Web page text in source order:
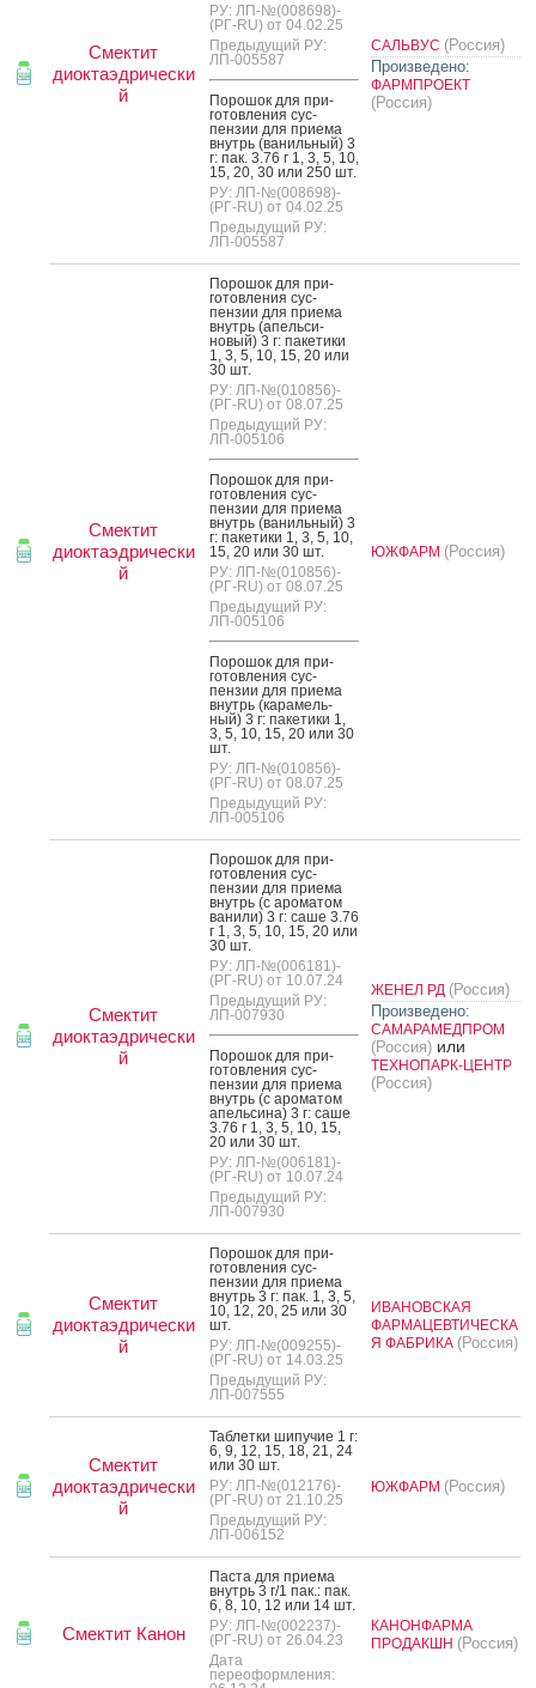
Смектит
диоктаэдрически
й
РУ: ЛП-№(008698)-
(РГ-RU) от 04.02.25
Предыдущий РУ:
ЛП-005587
По­рошок для при­
готов­ле­ния сус­
пензии для при­ема
внутрь (ва­ниль­ный) 3
г: пак. 3.76 г 1, 3, 5, 10,
15, 20, 30 или 250 шт.
РУ: ЛП-№(008698)-
(РГ-RU) от 04.02.25
Предыдущий РУ:
ЛП-005587
САЛЬВУС (Россия)
Произведено:
ФАРМПРОЕКТ
(Россия)
Смектит
диоктаэдрически
й
По­рошок для при­
готов­ле­ния сус­
пензии для при­ема
внутрь (апель­си­
новый) 3 г: па­кети­ки
1, 3, 5, 10, 15, 20 или
30 шт.
РУ: ЛП-№(010856)-
(РГ-RU) от 08.07.25
Предыдущий РУ:
ЛП-005106
По­рошок для при­
готов­ле­ния сус­
пензии для при­ема
внутрь (ва­ниль­ный) 3
г: па­кети­ки 1, 3, 5, 10,
15, 20 или 30 шт.
РУ: ЛП-№(010856)-
(РГ-RU) от 08.07.25
Предыдущий РУ:
ЛП-005106
По­рошок для при­
готов­ле­ния сус­
пензии для при­ема
внутрь (ка­рамель­
ный) 3 г: па­кети­ки 1,
3, 5, 10, 15, 20 или 30
шт.
РУ: ЛП-№(010856)-
(РГ-RU) от 08.07.25
Предыдущий РУ:
ЛП-005106
ЮЖФАРМ (Россия)
Смектит
диоктаэдрически
й
По­рошок для при­
готов­ле­ния сус­
пензии для при­ема
внутрь (с аро­матом
ва­нили) 3 г: са­ше 3.76
г 1, 3, 5, 10, 15, 20 или
30 шт.
РУ: ЛП-№(006181)-
(РГ-RU) от 10.07.24
Предыдущий РУ:
ЛП-007930
По­рошок для при­
готов­ле­ния сус­
пензии для при­ема
внутрь (с аро­матом
апель­си­на) 3 г: са­ше
3.76 г 1, 3, 5, 10, 15,
20 или 30 шт.
РУ: ЛП-№(006181)-
(РГ-RU) от 10.07.24
Предыдущий РУ:
ЛП-007930
ЖЕНЕЛ РД (Россия)
Произведено:
САМАРАМЕДПРОМ
(Россия) или
ТЕХНОПАРК-ЦЕНТР
(Россия)
Смектит
диоктаэдрически
й
По­рошок для при­
готов­ле­ния сус­
пензии для при­ема
внутрь 3 г: пак. 1, 3, 5,
10, 12, 20, 25 или 30
шт.
РУ: ЛП-№(009255)-
(РГ-RU) от 14.03.25
Предыдущий РУ:
ЛП-007555
ИВАНОВСКАЯ
ФАРМАЦЕВТИЧЕСКА
Я ФАБРИКА (Россия)
Смектит
диоктаэдрически
й
Таб­летки ши­пучие 1 г:
6, 9, 12, 15, 18, 21, 24
или 30 шт.
РУ: ЛП-№(012176)-
(РГ-RU) от 21.10.25
Предыдущий РУ:
ЛП-006152
ЮЖФАРМ (Россия)
Смектит Канон
Пас­та для при­ема
внутрь 3 г/1 пак.: пак.
6, 8, 10, 12 или 14 шт.
РУ: ЛП-№(002237)-
(РГ-RU) от 26.04.23
Дата
переоформления:
КАНОНФАРМА
ПРОДАКШН (Россия)